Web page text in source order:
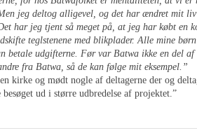
jeg deltog alligevel, og det har ændret mit
har jeg tjent så meget på, at jeg har købt en
teglstenene med blikplader. Alle mine
betale udgifterne. Før var Batwa ikke en del
fra Batwa, så de kan følge mit eksempel.”
kirke og mødt nogle af deltagerne der og
ud i større udbredelse af projektet.”